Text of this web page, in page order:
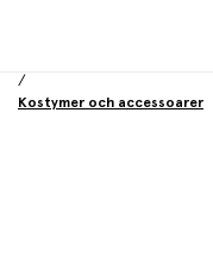
/
Kostymer och accessoarer